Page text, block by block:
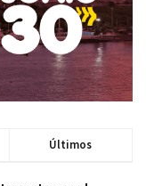
Últimos